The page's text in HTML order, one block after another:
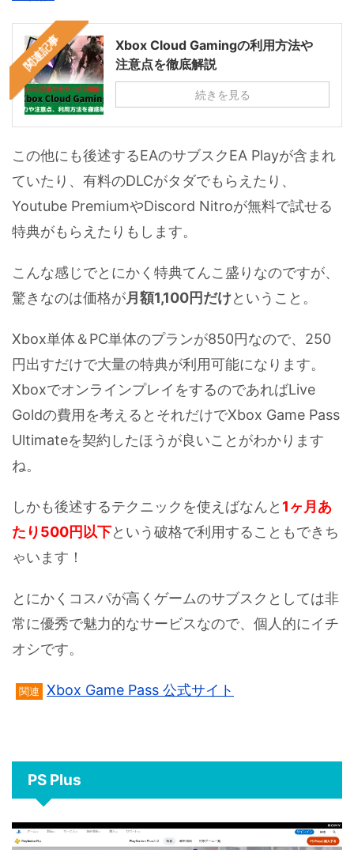
関連記事
Xbox Cloud Gamingの利用方法や
注意点を徹底解説
続きを見る
この他にも後述するEAのサブスクEA Playが含まれ
ていたり、有料のDLCがタダでもらえたり、
Youtube PremiumやDiscord Nitroが無料で試せる
特典がもらえたりもします。
こんな感じでとにかく特典てんこ盛りなのですが、
驚きなのは価格が月額1,100円だけということ。
Xbox単体＆PC単体のプランが850円なので、250
円出すだけで大量の特典が利用可能になります。
XboxでオンラインプレイをするのであればLive
Goldの費用を考えるとそれだけでXbox Game Pass
Ultimateを契約したほうが良いことがわかります
ね。
しかも後述するテクニックを使えばなんと 1ヶ月あ
たり500円以下という破格で利用することもできち
ゃいます！
とにかくコスパが高くゲームのサブスクとしては非
常に優秀で魅力的なサービスなので、個人的にイチ
オシです。
関連 Xbox Game Pass 公式サイト
PS Plus